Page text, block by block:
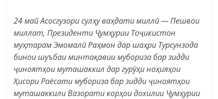
24 май Асосгузори сулҳу ваҳдати миллӣ — Пешвои
миллат, Президенти Ҷумҳурии Тоҷикистон
муҳтарам Эмомалӣ Раҳмон дар шаҳри Турсунзода
бинои шуъбаи минтақавии мубориза бар зидди
ҷиноятҳои муташаккил дар гурӯҳи ноҳияҳои
Ҳисори Раёсати мубориза бар зидди ҷиноятҳои
муташаккили Вазорати корҳои дохилии Ҷумҳурии